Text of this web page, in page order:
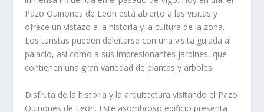
Pazo Quiñones de León está abierto a las visitas y
ofrece un vistazo a la historia y la cultura de la zona.
Los turistas pueden deleitarse con una visita guiada al
palacio, así como a sus impresionantes jardines, que
contienen una gran variedad de plantas y árboles.
Disfruta de la historia y la arquitectura visitando el Pazo
Quiñones de León. Este asombroso edificio presenta